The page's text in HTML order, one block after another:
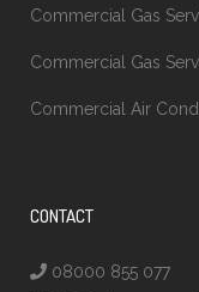
Commercial Gas
Commercial Gas
Commercial Air
CONTACT
08000 855 077